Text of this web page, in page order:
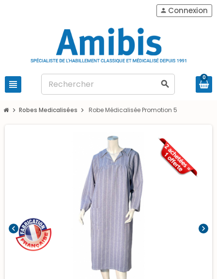
view_headline search
person Connexion
0
chevron_right Robes Medicalisées chevron_right Robe Médicalisée Promotion 5
chevron_left chevron_right